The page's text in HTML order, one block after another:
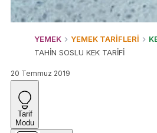
YEMEK YEMEK TARİFLERİ
TAHİN SOSLU KEK TARİFİ
20 Temmuz 2019
Tarif
Modu